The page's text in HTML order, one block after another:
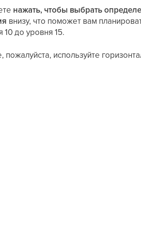
нажать, чтобы выбрать
внизу, что поможет вам
10 до уровня 15.
пожалуйста, используйте